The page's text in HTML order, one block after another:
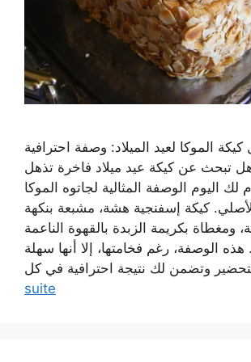
الموكا لعيد الميلاد: وصفة احترافية
تبحث عن كيكة عيد ميلاد فاخرة تذهل
اليوم الوصفة المثالية لجاتوه الموكا
كيكة إسفنجية هشة، مشبعة بنكهة
ومغطاة بكريمة الزبدة بالقهوة الناعمة
هذه الوصفة، رغم فخامتها، إلا أنها سهلة
suite